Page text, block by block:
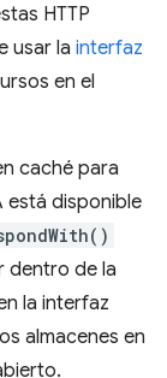
HTTP
usar la interfaz
en el
caché para
está disponible
dentro de la
la interfaz
almacenes en